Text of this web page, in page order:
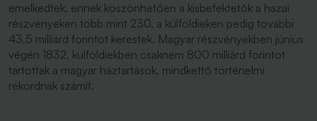
emelkedtek, ennek köszönhetően a kisbefektetők a hazai
részvényeken több mint 230, a külföldieken pedig további
43,5 milliárd forintot kerestek. Magyar részvényekben június
végén 1832, külföldiekben csaknem 800 milliárd forintot
tartottak a magyar háztartások, mindkettő történelmi
rekordnak számít.